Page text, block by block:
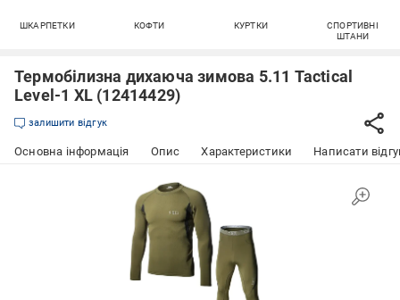
ШКАРПЕТКИ КОФТИ КУРТКИ
СПОРТИВНІ
ШТАНИ
Термобілизна дихаюча зимова 5.11 Tactical
Level-1 XL (12414429)
залишити відгук
Основна інформація Опис Характеристики Написати